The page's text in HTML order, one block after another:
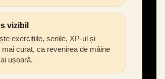
vizibil
exercițiile, seriile, XP-ul și
mai curat, ca revenirea de mâine
ușoară.